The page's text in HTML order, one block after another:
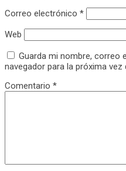
Correo electrónico *
Web
Guarda mi nombre, correo
navegador para la próxima vez
Comentario *